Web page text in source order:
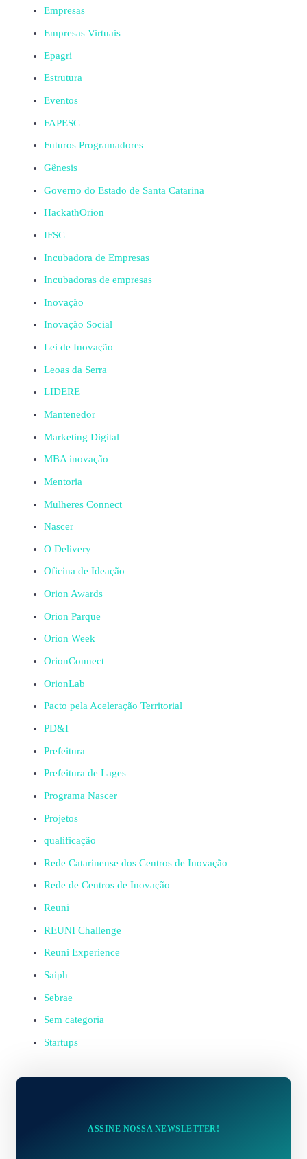
Empresas
Empresas Virtuais
Epagri
Estrutura
Eventos
FAPESC
Futuros Programadores
Gênesis
Governo do Estado de Santa Catarina
HackathOrion
IFSC
Incubadora de Empresas
Incubadoras de empresas
Inovação
Inovação Social
Lei de Inovação
Leoas da Serra
LIDERE
Mantenedor
Marketing Digital
MBA inovação
Mentoria
Mulheres Connect
Nascer
O Delivery
Oficina de Ideação
Orion Awards
Orion Parque
Orion Week
OrionConnect
OrionLab
Pacto pela Aceleração Territorial
PD&I
Prefeitura
Prefeitura de Lages
Programa Nascer
Projetos
qualificação
Rede Catarinense dos Centros de Inovação
Rede de Centros de Inovação
Reuni
REUNI Challenge
Reuni Experience
Saiph
Sebrae
Sem categoria
Startups
ASSINE NOSSA NEWSLETTER!